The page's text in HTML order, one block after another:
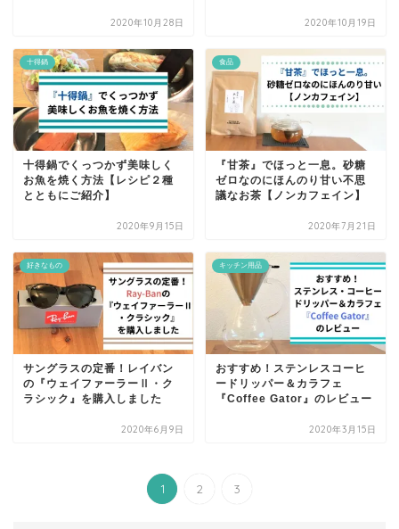
2020年10月28日 2020年10月19日
十得鍋
十得鍋でくっつかず美味しく
お魚を焼く方法【レシピ２種
とともにご紹介】
2020年9月15日
食品
『甘茶』でほっと一息。砂糖
ゼロなのにほんのり甘い不思
議なお茶【ノンカフェイン】
2020年7月21日
好きなもの
サングラスの定番！レイバン
の『ウェイファーラーⅡ・ク
ラシック』を購入しました
2020年6月9日
キッチン用品
おすすめ！ステンレスコーヒ
ードリッパー＆カラフェ
『Coffee Gator』のレビュー
2020年3月15日
1 2 3